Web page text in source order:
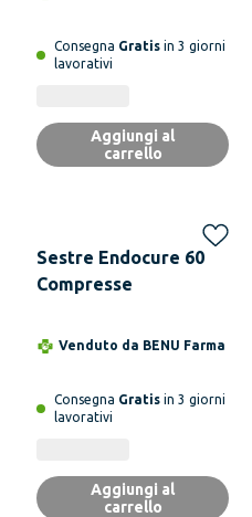
Consegna Gratis in 3 giorni
lavorativi
Aggiungi al
carrello
Sestre Endocure 60
Compresse
Venduto da BENU Farma
Consegna Gratis in 3 giorni
lavorativi
Aggiungi al
carrello